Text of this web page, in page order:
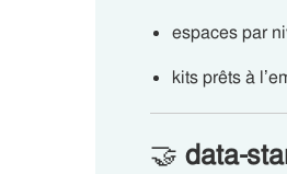
espaces par
kits prêts à
🤝 data-